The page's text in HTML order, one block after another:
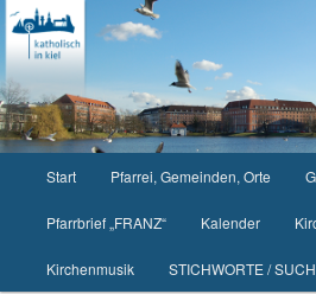
Zum
primären
Inhalt
springen
Start Pfarrei, Gemeinden, Orte
Pfarrbrief „FRANZ“ Kalender
Kirchenmusik STICHWORTE /